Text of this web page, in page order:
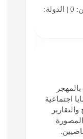
اجتماعية